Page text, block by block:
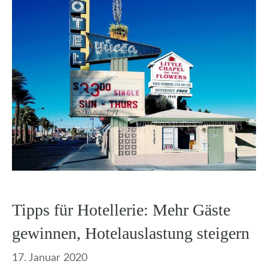
Tipps für Hotellerie: Mehr Gäste
gewinnen, Hotelauslastung steigern
17. Januar 2020